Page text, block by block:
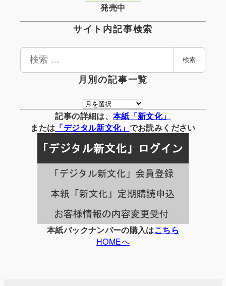
発売中
サイト内記事検索
検
検索
月別の記事一覧
月
別
の
事
一
覧
記事の詳細は、 本紙「新文化」
または 「デジタル新文化」 でお読みください
本紙バックナンバーの購入はこちら
HOMEへ